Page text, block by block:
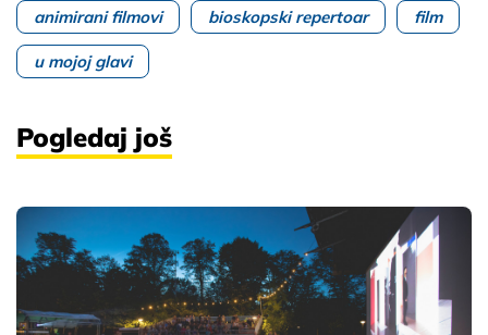
animirani filmovi bioskopski repertoar film
u mojoj glavi
Pogledaj još